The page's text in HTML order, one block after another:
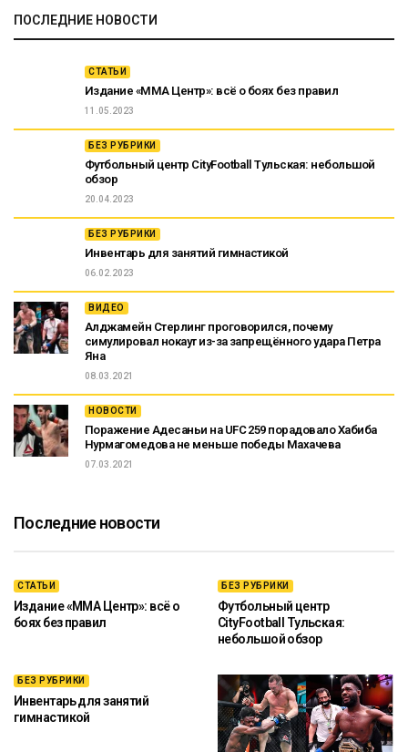
ПОСЛЕДНИЕ НОВОСТИ
СТАТЬИ
Издание «ММА Центр»: всё о боях без правил
11.05.2023
БЕЗ РУБРИКИ
Футбольный центр CityFootball Тульская: небольшой
обзор
20.04.2023
БЕЗ РУБРИКИ
Инвентарь для занятий гимнастикой
06.02.2023
ВИДЕО
Алджамейн Стерлинг проговорился, почему
симулировал нокаут из-за запрещённого удара Петра
Яна
08.03.2021
НОВОСТИ
Поражение Адесаньи на UFC 259 порадовало Хабиба
Нурмагомедова не меньше победы Махачева
07.03.2021
Последние новости
СТАТЬИ
Издание «ММА Центр»: всё о
боях без правил
БЕЗ РУБРИКИ
Футбольный центр
CityFootball Тульская:
небольшой обзор
БЕЗ РУБРИКИ
Инвентарь для занятий
гимнастикой